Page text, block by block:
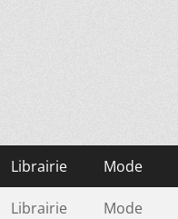
Librairie Mode
Librairie Mode